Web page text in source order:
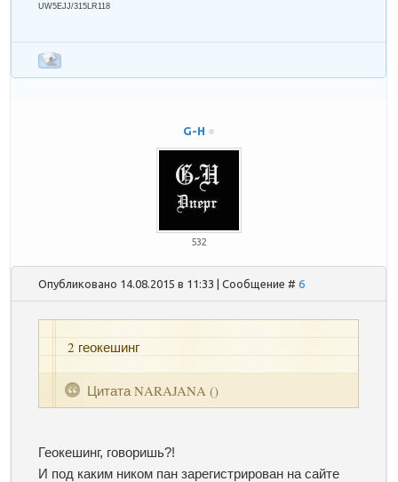
UW5EJJ/315LR118
G-H
532
Опубликовано 14.08.2015 в 11:33 | Сообщение #6
Цитата NARAJANA ()
2 геокешинг
Геокешинг, говоришь?!
И под каким ником пан зарегистрирован на сайте